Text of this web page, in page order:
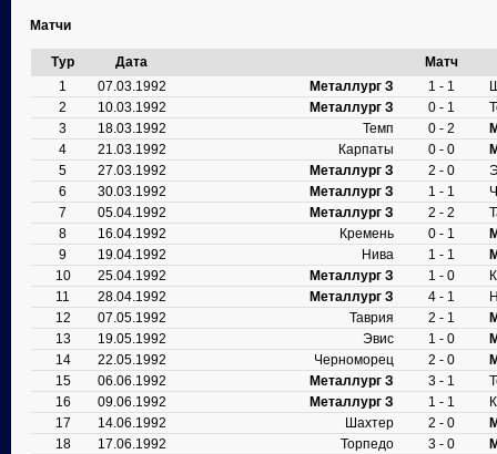
Матчи
Тур Дата
Матч
1
07.03.1992 Металлург З 1 - 1
2
10.03.1992 Металлург З 0 - 1
3
18.03.1992 Темп 0 - 2
4
21.03.1992 Карпаты 0 - 0
5
27.03.1992 Металлург З 2 - 0
6
30.03.1992 Металлург З 1 - 1
7
05.04.1992 Металлург З 2 - 2
8
16.04.1992 Кремень 0 - 1
9
19.04.1992 Нива 1 - 1
10
25.04.1992 Металлург З 1 - 0
11
28.04.1992 Металлург З 4 - 1
12
07.05.1992 Таврия 2 - 1
13
19.05.1992 Эвис 1 - 0
14
22.05.1992 Черноморец 2 - 0
15
06.06.1992 Металлург З 3 - 1
16
09.06.1992 Металлург З 1 - 1
17
14.06.1992 Шахтер 2 - 0
18
17.06.1992 Торпедо 3 - 0